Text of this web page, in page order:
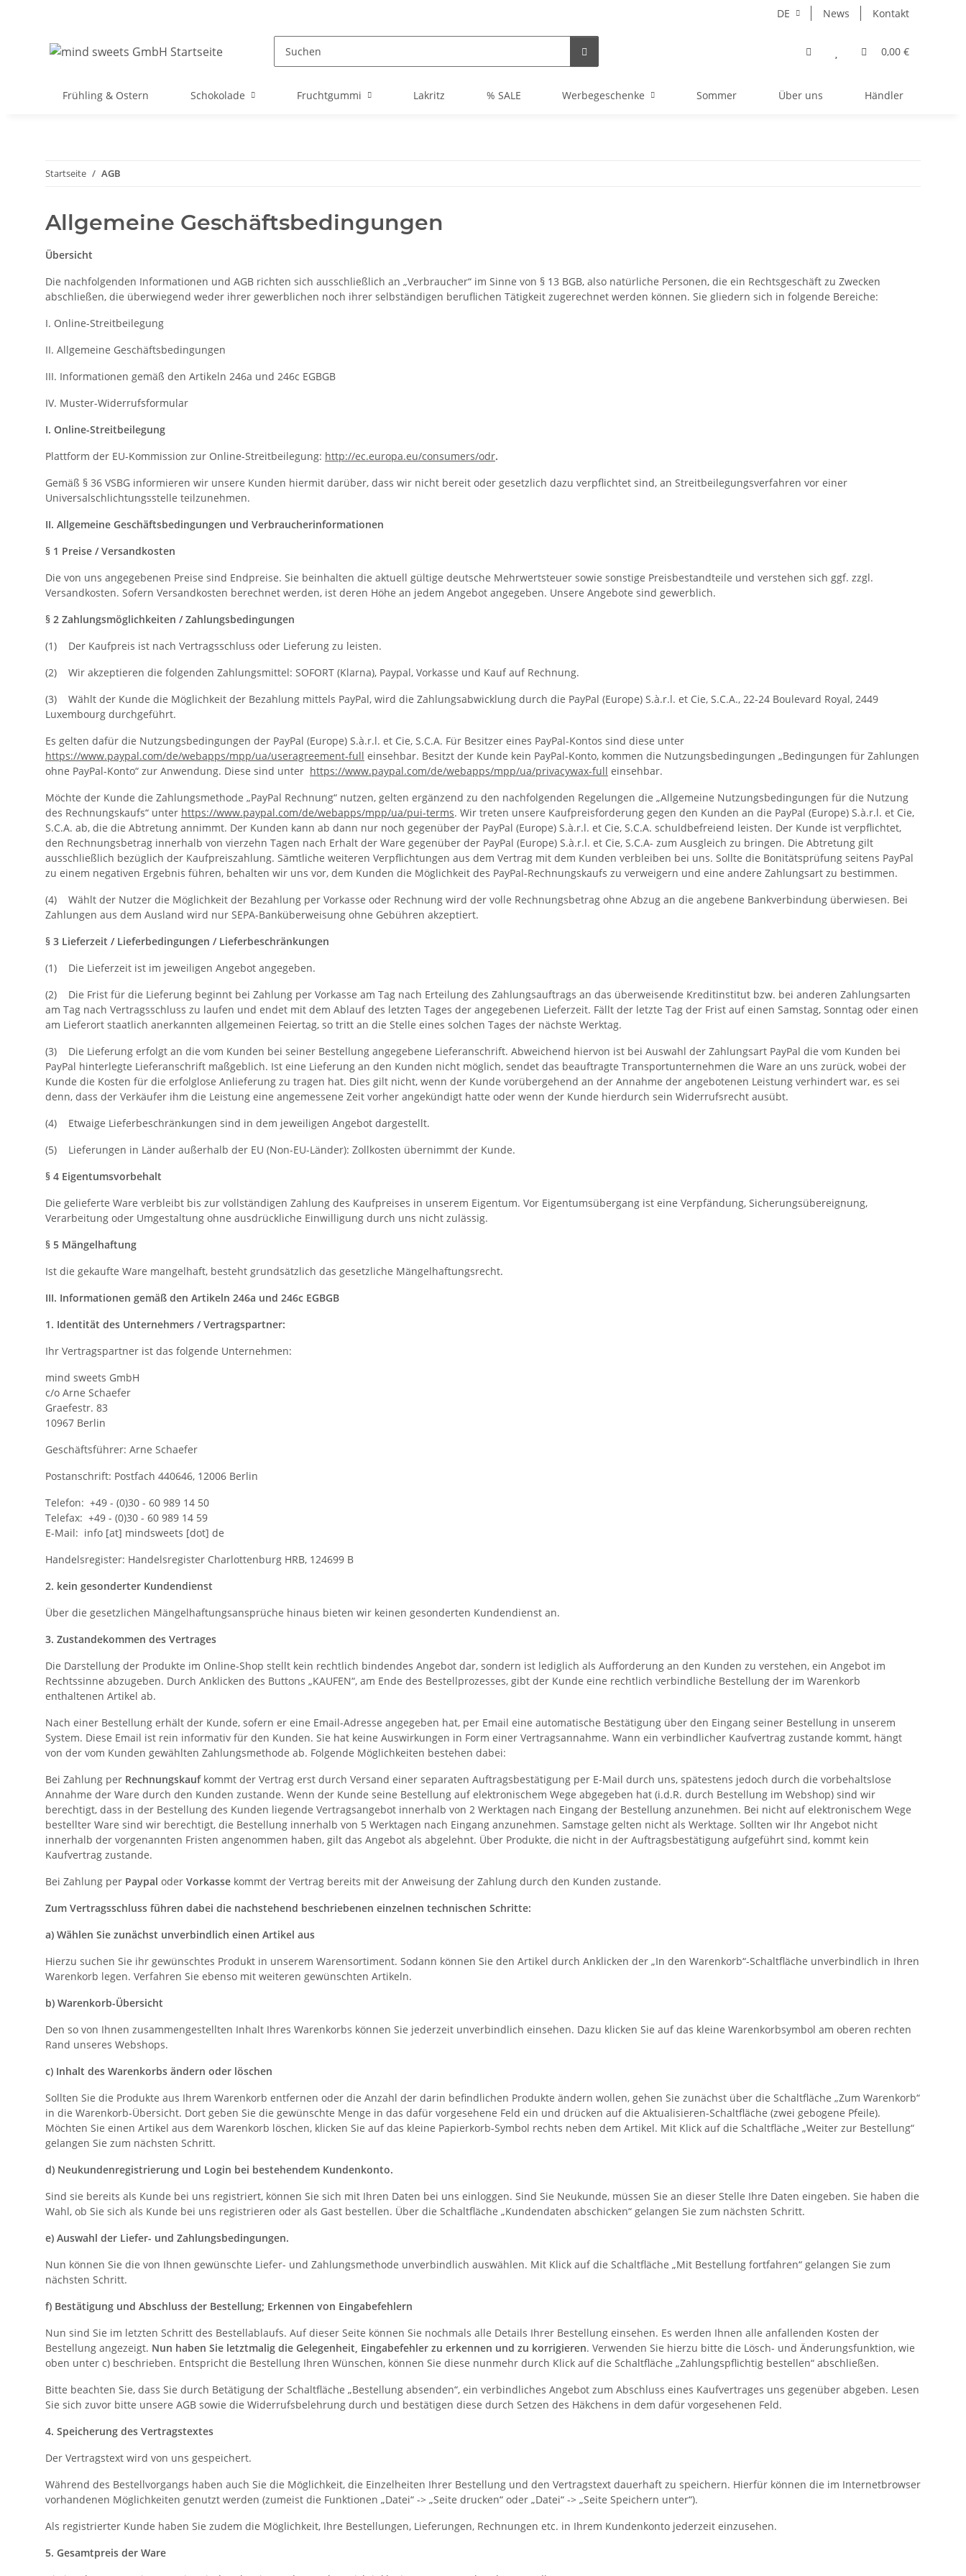
DE News Kontakt
0,00 €
Frühling & Ostern Schokolade Fruchtgummi Lakritz % SALE Werbegeschenke Sommer Über uns Händler
Startseite AGB
Allgemeine Geschäftsbedingungen
Übersicht
Die nachfolgenden Informationen und AGB richten sich ausschließlich an „Verbraucher“ im Sinne von § 13 BGB, also natürliche Personen, die ein Rechtsgeschäft zu Zwecken
abschließen, die überwiegend weder ihrer gewerblichen noch ihrer selbständigen beruflichen Tätigkeit zugerechnet werden können. Sie gliedern sich in folgende Bereiche:
I. Online-Streitbeilegung
II. Allgemeine Geschäftsbedingungen
III. Informationen gemäß den Artikeln 246a und 246c EGBGB
IV. Muster-Widerrufsformular
I. Online-Streitbeilegung
Plattform der EU-Kommission zur Online-Streitbeilegung: http://ec.europa.eu/consumers/odr.
Gemäß § 36 VSBG informieren wir unsere Kunden hiermit darüber, dass wir nicht bereit oder gesetzlich dazu verpflichtet sind, an Streitbeilegungsverfahren vor einer
Universalschlichtungsstelle teilzunehmen.
II. Allgemeine Geschäftsbedingungen und Verbraucherinformationen
§ 1 Preise / Versandkosten
Die von uns angegebenen Preise sind Endpreise. Sie beinhalten die aktuell gültige deutsche Mehrwertsteuer sowie sonstige Preisbestandteile und verstehen sich ggf. zzgl.
Versandkosten. Sofern Versandkosten berechnet werden, ist deren Höhe an jedem Angebot angegeben. Unsere Angebote sind gewerblich.
§ 2 Zahlungsmöglichkeiten / Zahlungsbedingungen
(1) Der Kaufpreis ist nach Vertragsschluss oder Lieferung zu leisten.
(2) Wir akzeptieren die folgenden Zahlungsmittel: SOFORT (Klarna), Paypal, Vorkasse und Kauf auf Rechnung.
(3) Wählt der Kunde die Möglichkeit der Bezahlung mittels PayPal, wird die Zahlungsabwicklung durch die PayPal (Europe) S.à.r.l. et Cie, S.C.A., 22-24 Boulevard Royal, 2449
Luxembourg durchgeführt.
Es gelten dafür die Nutzungsbedingungen der PayPal (Europe) S.à.r.l. et Cie, S.C.A. Für Besitzer eines PayPal-Kontos sind diese unter
https://www.paypal.com/de/webapps/mpp/ua/useragreement-full einsehbar. Besitzt der Kunde kein PayPal-Konto, kommen die Nutzungsbedingungen „Bedingungen für Zahlungen
ohne PayPal-Konto“ zur Anwendung. Diese sind unter https://www.paypal.com/de/webapps/mpp/ua/privacywax-full einsehbar.
Möchte der Kunde die Zahlungsmethode „PayPal Rechnung“ nutzen, gelten ergänzend zu den nachfolgenden Regelungen die „Allgemeine Nutzungsbedingungen für die Nutzung
des Rechnungskaufs“ unter https://www.paypal.com/de/webapps/mpp/ua/pui-terms. Wir treten unsere Kaufpreisforderung gegen den Kunden an die PayPal (Europe) S.à.r.l. et Cie,
S.C.A. ab, die die Abtretung annimmt. Der Kunden kann ab dann nur noch gegenüber der PayPal (Europe) S.à.r.l. et Cie, S.C.A. schuldbefreiend leisten. Der Kunde ist verpflichtet,
den Rechnungsbetrag innerhalb von vierzehn Tagen nach Erhalt der Ware gegenüber der PayPal (Europe) S.à.r.l. et Cie, S.C.A- zum Ausgleich zu bringen. Die Abtretung gilt
ausschließlich bezüglich der Kaufpreiszahlung. Sämtliche weiteren Verpflichtungen aus dem Vertrag mit dem Kunden verbleiben bei uns. Sollte die Bonitätsprüfung seitens PayPal
zu einem negativen Ergebnis führen, behalten wir uns vor, dem Kunden die Möglichkeit des PayPal-Rechnungskaufs zu verweigern und eine andere Zahlungsart zu bestimmen.
(4) Wählt der Nutzer die Möglichkeit der Bezahlung per Vorkasse oder Rechnung wird der volle Rechnungsbetrag ohne Abzug an die angebene Bankverbindung überwiesen. Bei
Zahlungen aus dem Ausland wird nur SEPA-Banküberweisung ohne Gebühren akzeptiert.
§ 3 Lieferzeit / Lieferbedingungen / Lieferbeschränkungen
(1) Die Lieferzeit ist im jeweiligen Angebot angegeben.
(2) Die Frist für die Lieferung beginnt bei Zahlung per Vorkasse am Tag nach Erteilung des Zahlungsauftrags an das überweisende Kreditinstitut bzw. bei anderen Zahlungsarten
am Tag nach Vertragsschluss zu laufen und endet mit dem Ablauf des letzten Tages der angegebenen Lieferzeit. Fällt der letzte Tag der Frist auf einen Samstag, Sonntag oder einen
am Lieferort staatlich anerkannten allgemeinen Feiertag, so tritt an die Stelle eines solchen Tages der nächste Werktag.
(3) Die Lieferung erfolgt an die vom Kunden bei seiner Bestellung angegebene Lieferanschrift. Abweichend hiervon ist bei Auswahl der Zahlungsart PayPal die vom Kunden bei
PayPal hinterlegte Lieferanschrift maßgeblich. Ist eine Lieferung an den Kunden nicht möglich, sendet das beauftragte Transportunternehmen die Ware an uns zurück, wobei der
Kunde die Kosten für die erfolglose Anlieferung zu tragen hat. Dies gilt nicht, wenn der Kunde vorübergehend an der Annahme der angebotenen Leistung verhindert war, es sei
denn, dass der Verkäufer ihm die Leistung eine angemessene Zeit vorher angekündigt hatte oder wenn der Kunde hierdurch sein Widerrufsrecht ausübt.
(4) Etwaige Lieferbeschränkungen sind in dem jeweiligen Angebot dargestellt.
(5) Lieferungen in Länder außerhalb der EU (Non-EU-Länder): Zollkosten übernimmt der Kunde.
§ 4 Eigentumsvorbehalt
Die gelieferte Ware verbleibt bis zur vollständigen Zahlung des Kaufpreises in unserem Eigentum. Vor Eigentumsübergang ist eine Verpfändung, Sicherungsübereignung,
Verarbeitung oder Umgestaltung ohne ausdrückliche Einwilligung durch uns nicht zulässig.
§ 5 Mängelhaftung
Ist die gekaufte Ware mangelhaft, besteht grundsätzlich das gesetzliche Mängelhaftungsrecht.
III. Informationen gemäß den Artikeln 246a und 246c EGBGB
1. Identität des Unternehmers / Vertragspartner:
Ihr Vertragspartner ist das folgende Unternehmen:
mind sweets GmbH
c/o Arne Schaefer
Graefestr. 83
10967 Berlin
Geschäftsführer: Arne Schaefer
Postanschrift: Postfach 440646, 12006 Berlin
Telefon: +49 - (0)30 - 60 989 14 50
Telefax: +49 - (0)30 - 60 989 14 59
E-Mail: info [at] mindsweets [dot] de
Handelsregister: Handelsregister Charlottenburg HRB, 124699 B
2. kein gesonderter Kundendienst
Über die gesetzlichen Mängelhaftungsansprüche hinaus bieten wir keinen gesonderten Kundendienst an.
3. Zustandekommen des Vertrages
Die Darstellung der Produkte im Online-Shop stellt kein rechtlich bindendes Angebot dar, sondern ist lediglich als Aufforderung an den Kunden zu verstehen, ein Angebot im
Rechtssinne abzugeben. Durch Anklicken des Buttons „KAUFEN“, am Ende des Bestellprozesses, gibt der Kunde eine rechtlich verbindliche Bestellung der im Warenkorb
enthaltenen Artikel ab.
Nach einer Bestellung erhält der Kunde, sofern er eine Email-Adresse angegeben hat, per Email eine automatische Bestätigung über den Eingang seiner Bestellung in unserem
System. Diese Email ist rein informativ für den Kunden. Sie hat keine Auswirkungen in Form einer Vertragsannahme. Wann ein verbindlicher Kaufvertrag zustande kommt, hängt
von der vom Kunden gewählten Zahlungsmethode ab. Folgende Möglichkeiten bestehen dabei:
Bei Zahlung per Rechnungskaufkommt der Vertrag erst durch Versand einer separaten Auftragsbestätigung per E-Mail durch uns, spätestens jedoch durch die vorbehaltslose
Annahme der Ware durch den Kunden zustande. Wenn der Kunde seine Bestellung auf elektronischem Wege abgegeben hat (i.d.R. durch Bestellung im Webshop) sind wir
berechtigt, dass in der Bestellung des Kunden liegende Vertragsangebot innerhalb von 2 Werktagen nach Eingang der Bestellung anzunehmen. Bei nicht auf elektronischem Wege
bestellter Ware sind wir berechtigt, die Bestellung innerhalb von 5 Werktagen nach Eingang anzunehmen. Samstage gelten nicht als Werktage. Sollten wir Ihr Angebot nicht
innerhalb der vorgenannten Fristen angenommen haben, gilt das Angebot als abgelehnt. Über Produkte, die nicht in der Auftragsbestätigung aufgeführt sind, kommt kein
Kaufvertrag zustande.
Bei Zahlung per Paypal oder Vorkasse kommt der Vertrag bereits mit der Anweisung der Zahlung durch den Kunden zustande.
Zum Vertragsschluss führen dabei die nachstehend beschriebenen einzelnen technischen Schritte:
a) Wählen Sie zunächst unverbindlich einen Artikel aus
Hierzu suchen Sie ihr gewünschtes Produkt in unserem Warensortiment. Sodann können Sie den Artikel durch Anklicken der „In den Warenkorb“-Schaltfläche unverbindlich in Ihren
Warenkorb legen. Verfahren Sie ebenso mit weiteren gewünschten Artikeln.
b) Warenkorb-Übersicht
Den so von Ihnen zusammengestellten Inhalt Ihres Warenkorbs können Sie jederzeit unverbindlich einsehen. Dazu klicken Sie auf das kleine Warenkorbsymbol am oberen rechten
Rand unseres Webshops.
c) Inhalt des Warenkorbs ändern oder löschen
Sollten Sie die Produkte aus Ihrem Warenkorb entfernen oder die Anzahl der darin befindlichen Produkte ändern wollen, gehen Sie zunächst über die Schaltfläche „Zum Warenkorb“
in die Warenkorb-Übersicht. Dort geben Sie die gewünschte Menge in das dafür vorgesehene Feld ein und drücken auf die Aktualisieren-Schaltfläche (zwei gebogene Pfeile).
Möchten Sie einen Artikel aus dem Warenkorb löschen, klicken Sie auf das kleine Papierkorb-Symbol rechts neben dem Artikel. Mit Klick auf die Schaltfläche „Weiter zur Bestellung“
gelangen Sie zum nächsten Schritt.
d) Neukundenregistrierung und Login bei bestehendem Kundenkonto.
Sind sie bereits als Kunde bei uns registriert, können Sie sich mit Ihren Daten bei uns einloggen. Sind Sie Neukunde, müssen Sie an dieser Stelle Ihre Daten eingeben. Sie haben die
Wahl, ob Sie sich als Kunde bei uns registrieren oder als Gast bestellen. Über die Schaltfläche „Kundendaten abschicken“ gelangen Sie zum nächsten Schritt.
e) Auswahl der Liefer- und Zahlungsbedingungen.
Nun können Sie die von Ihnen gewünschte Liefer- und Zahlungsmethode unverbindlich auswählen. Mit Klick auf die Schaltfläche „Mit Bestellung fortfahren“ gelangen Sie zum
nächsten Schritt.
f) Bestätigung und Abschluss der Bestellung; Erkennen von Eingabefehlern
Nun sind Sie im letzten Schritt des Bestellablaufs. Auf dieser Seite können Sie nochmals alle Details Ihrer Bestellung einsehen. Es werden Ihnen alle anfallenden Kosten der
Bestellung angezeigt. Nun haben Sie letztmalig die Gelegenheit, Eingabefehler zu erkennen und zu korrigieren. Verwenden Sie hierzu bitte die Lösch- und Änderungsfunktion, wie
oben unter c) beschrieben. Entspricht die Bestellung Ihren Wünschen, können Sie diese nunmehr durch Klick auf die Schaltfläche „Zahlungspflichtig bestellen“ abschließen.
Bitte beachten Sie, dass Sie durch Betätigung der Schaltfläche „Bestellung absenden“, ein verbindliches Angebot zum Abschluss eines Kaufvertrages uns gegenüber abgeben. Lesen
Sie sich zuvor bitte unsere AGB sowie die Widerrufsbelehrung durch und bestätigen diese durch Setzen des Häkchens in dem dafür vorgesehenen Feld.
4. Speicherung des Vertragstextes
Der Vertragstext wird von uns gespeichert.
Während des Bestellvorgangs haben auch Sie die Möglichkeit, die Einzelheiten Ihrer Bestellung und den Vertragstext dauerhaft zu speichern. Hierfür können die im Internetbrowser
vorhandenen Möglichkeiten genutzt werden (zumeist die Funktionen „Datei“ -> „Seite drucken“ oder „Datei“ -> „Seite Speichern unter“).
Als registrierter Kunde haben Sie zudem die Möglichkeit, Ihre Bestellungen, Lieferungen, Rechnungen etc. in Ihrem Kundenkonto jederzeit einzusehen.
5. Gesamtpreis der Ware